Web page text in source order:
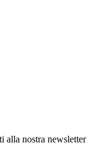
alla nostra newsletter